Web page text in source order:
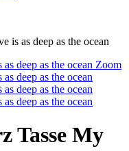
is as deep as the ocean
Zoom
Tasse My